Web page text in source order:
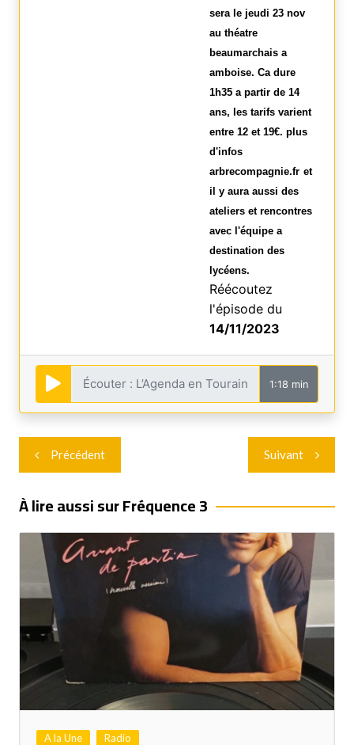
sera le jeudi 23 nov
au théatre
beaumarchais a
amboise. Ca dure
1h35 a partir de 14
ans, les tarifs varient
entre 12 et 19€. plus
d'infos
arbrecompagnie.fr et
il y aura aussi des
ateliers et rencontres
avec l'équipe a
destination des
lycéens.
Réécoutez
l'épisode du
14/11/2023
1:18 min
Navigation
de
l’article
Précédent Suivant
À lire aussi sur Fréquence 3
A la Une Radio